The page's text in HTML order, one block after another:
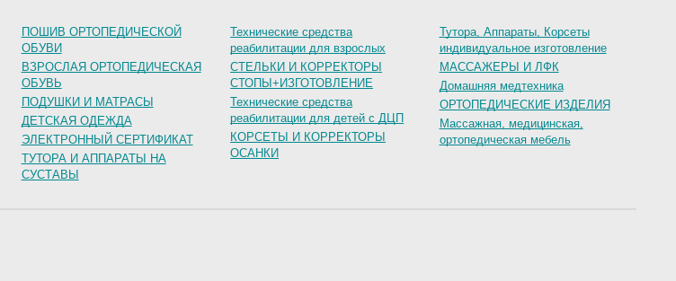
ПОШИВ ОРТОПЕДИЧЕСКОЙ
ОБУВИ
ВЗРОСЛАЯ ОРТОПЕДИЧЕСКАЯ
ОБУВЬ
ПОДУШКИ И МАТРАСЫ
ДЕТСКАЯ ОДЕЖДА
ЭЛЕКТРОННЫЙ СЕРТИФИКАТ
ТУТОРА И АППАРАТЫ НА
СУСТАВЫ
Технические средства
реабилитации для взрослых
СТЕЛЬКИ И КОРРЕКТОРЫ
СТОПЫ+ИЗГОТОВЛЕНИЕ
Технические средства
реабилитации для детей с ДЦП
КОРСЕТЫ И КОРРЕКТОРЫ
ОСАНКИ
Тутора, Аппараты, Корсеты
индивидуальное изготовление
МАССАЖЕРЫ И ЛФК
Домашняя медтехника
ОРТОПЕДИЧЕСКИЕ ИЗДЕЛИЯ
Массажная, медицинская,
ортопедическая мебель